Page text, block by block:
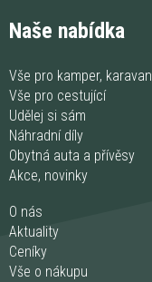
Naše nabídka
Vše pro kamper, karavan
Vše pro cestující
Udělej si sám
Náhradní díly
Obytná auta a přívěsy
Akce, novinky
O nás
Aktuality
Ceníky
Vše o nákupu